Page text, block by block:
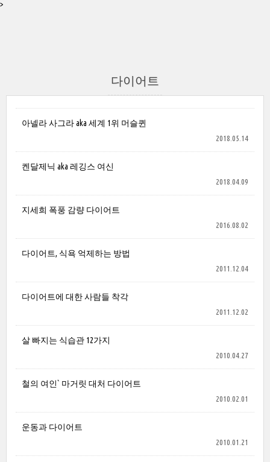
>
다이어트
아넬라 사그라 aka 세계 1위 머슬퀸
2018.05.14
켄달제닉 aka 레깅스 여신
2018.04.09
지세희 폭풍 감량 다이어트
2016.08.02
다이어트, 식욕 억제하는 방법
2011.12.04
다이어트에 대한 사람들 착각
2011.12.02
살 빠지는 식습관 12가지
2010.04.27
철의 여인` 마거릿 대처 다이어트
2010.02.01
운동과 다이어트
2010.01.21